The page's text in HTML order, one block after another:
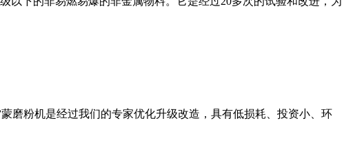
磨粉机是经过我们的专家优化升级改造，具有低损耗、投资小、环